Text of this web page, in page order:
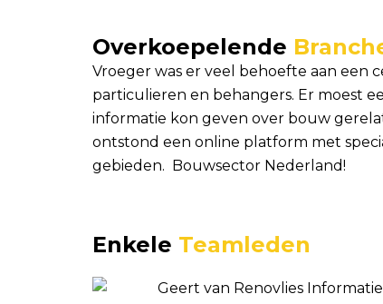
Overkoepelende
Vroeger was er veel behoefte aan een
particulieren en behangers. Er moest
informatie kon geven over bouw
ontstond een online platform met
gebieden. ​ Bouwsector Nederland!
Enkele Teamleden